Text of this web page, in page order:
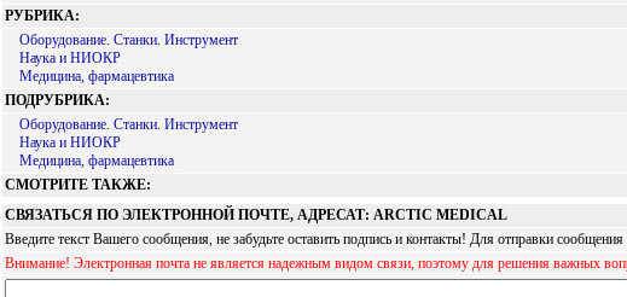
РУБРИКА:
Оборудование. Станки. Инструмент
Наука и НИОКР
Медицина, фармацевтика
ПОДРУБРИКА:
Оборудование. Станки. Инструмент
Наука и НИОКР
Медицина, фармацевтика
СМОТРИТЕ ТАКЖЕ:
СВЯЗАТЬСЯ ПО ЭЛЕКТРОННОЙ ПОЧТЕ, АДРЕСАТ: ARCTIC MEDICAL
Введите текст Вашего сообщения, не забудьте оставить подпись и контакты! Для отправки
Внимание! Электронная почта не является надежным видом связи, поэтому для решения важных